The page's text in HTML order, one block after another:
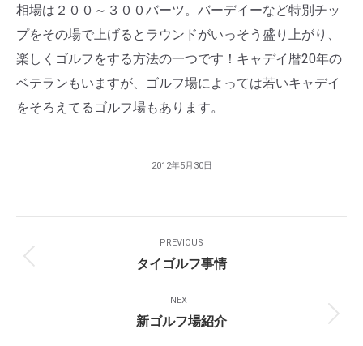
相場は２００～３００バーツ。バーデイーなど特別チッ
プをその場で上げるとラウンドがいっそう盛り上がり、
楽しくゴルフをする方法の一つです！キャデイ暦20年の
ベテランもいますが、ゴルフ場によっては若いキャデイ
をそろえてるゴルフ場もあります。
2012年5月30日
Navigation
PREVIOUS
Previous
タイゴルフ事情
NEXT
Next
新ゴルフ場紹介